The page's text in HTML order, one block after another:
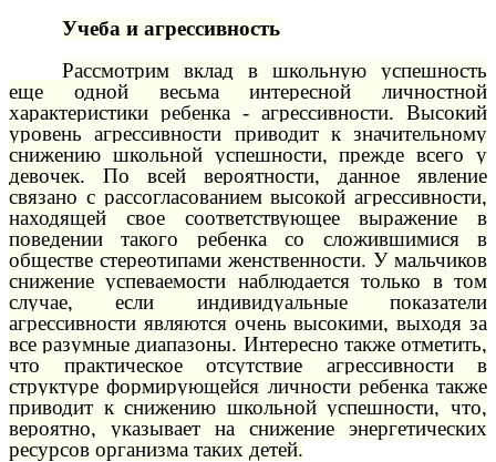
Учеба и агрессивность
Рассмотрим вклад в школьную успешность
еще одной весьма интересной личностной
характеристики ребенка - агрессивности. Высокий
уровень агрессивности приводит к значительному
снижению школьной успешности, прежде всего у
девочек. По всей вероятности, данное явление
связано с рассогласованием высокой агрессивности,
находящей свое соответствующее выражение в
поведении такого ребенка со сложившимися в
обществе стереотипами женственности. У мальчиков
снижение успеваемости наблюдается только в том
случае, если индивидуальные показатели
агрессивности являются очень высокими, выходя за
все разумные диапазоны. Интересно также отметить,
что практическое отсутствие агрессивности в
структуре формирующейся личности ребенка также
приводит к снижению школьной успешности, что,
вероятно, указывает на снижение энергетических
ресурсов организма таких детей.